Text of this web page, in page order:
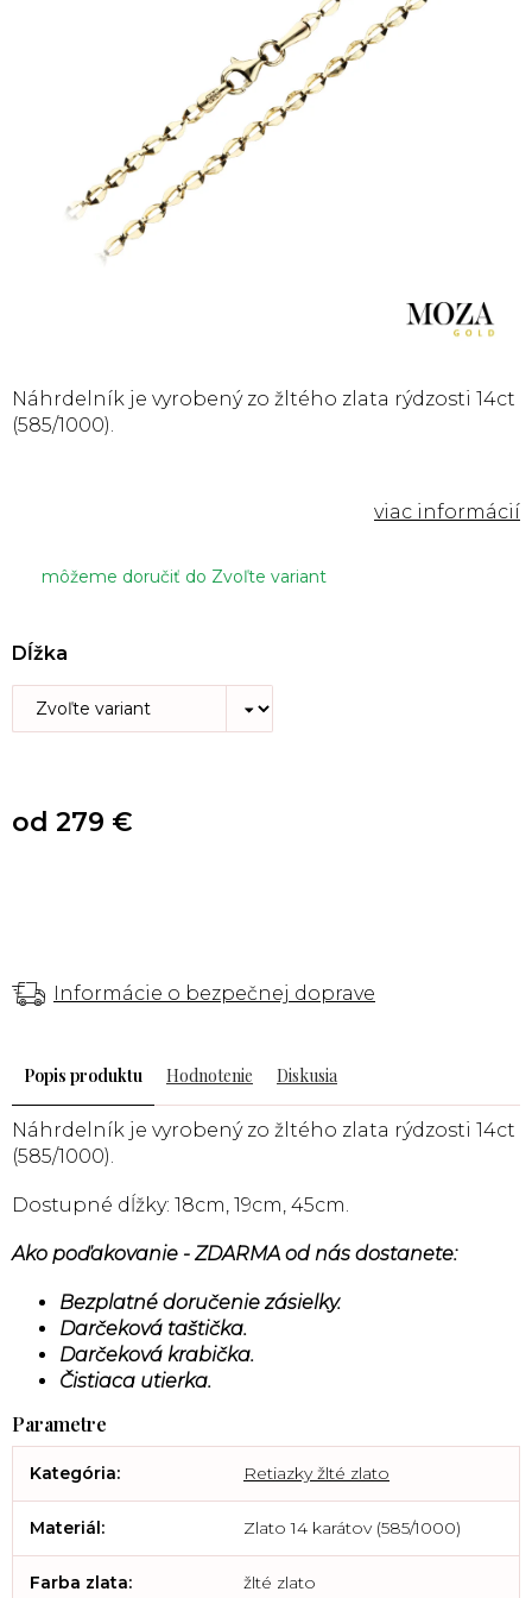
môžeme doručiť do Zvoľte variant
Dĺžka
Náhrdelník je vyrobený zo žltého zlata rýdzosti 14ct
(585/1000).
Informácie o bezpečnej doprave
od 279 €
Popis Hodnotenie Diskusia
Náhrdelník je vyrobený zo žltého zlata rýdzosti 14ct
(585/1000).
Dostupné dĺžky: 18cm, 19cm, 45cm.
Ako poďakovanie - ZDARMA od nás dostanete:
Bezplatné doručenie zásielky.
Darčeková taštička.
Darčeková krabička.
Čistiaca utierka.
Kategória: Retiazky žlté zlato
Materiál: Zlato 14 karátov (585/1000)
Farba zlata: žlté zlato